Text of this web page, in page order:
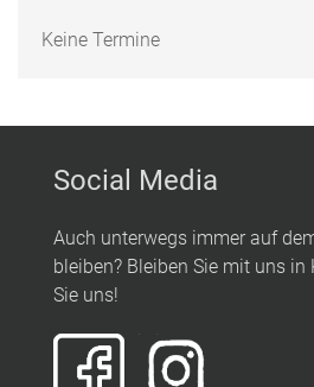
Keine Termine
Social Media
Auch unterwegs immer auf
bleiben? Bleiben Sie mit uns
Sie uns!